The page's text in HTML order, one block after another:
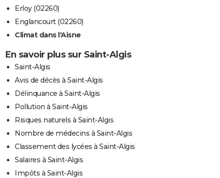
Erloy (02260)
Englancourt (02260)
Climat dans l'Aisne
En savoir plus sur Saint-Algis
Saint-Algis
Avis de décès à Saint-Algis
Délinquance à Saint-Algis
Pollution à Saint-Algis
Risques naturels à Saint-Algis
Nombre de médecins à Saint-Algis
Classement des lycées à Saint-Algis
Salaires à Saint-Algis
Impôts à Saint-Algis